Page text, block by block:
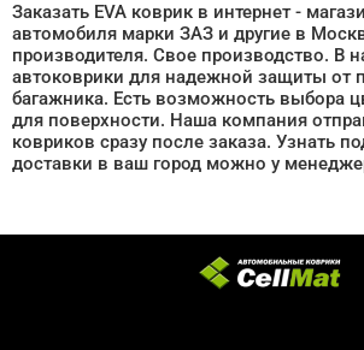
Заказать EVA коврик в интернет -
автомобиля марки ЗАЗ и другие в
производителя. Свое производство. В
автоковрики для надежной защиты от
багажника. Есть возможность выбора
для поверхности. Наша компания
ковриков сразу после заказа. Узнать
доставки в ваш город можно у